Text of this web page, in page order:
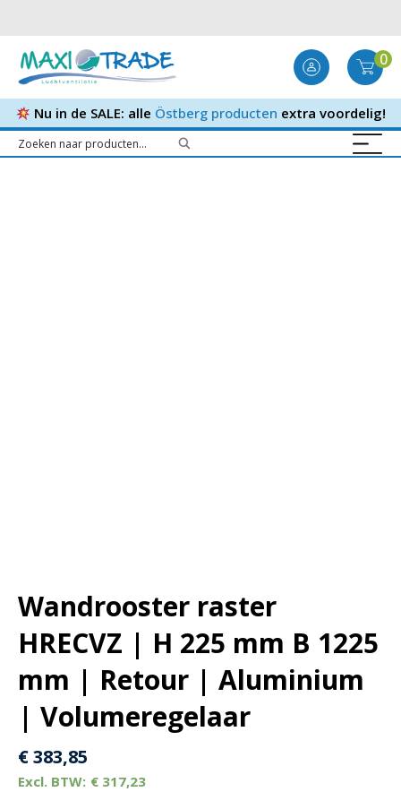
0
Nu in de SALE: alle Östberg producten extra voordelig!
Wandrooster raster
HRECVZ | H 225 mm B 1225
mm | Retour | Aluminium
| Volumeregelaar
€383,85
€ 317,23